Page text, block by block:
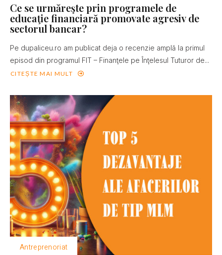
Ce se urmăreşte prin programele de
educaţie financiară promovate agresiv de
sectorul bancar?
Pe dupaliceu.ro am publicat deja o recenzie amplă la primul
episod din programul FIT – Finanţele pe Înţelesul Tuturor de...
CITEȘTE MAI MULT
Antreprenoriat